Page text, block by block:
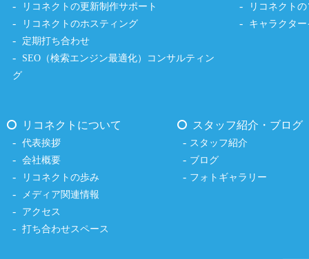
リコネクトの更新制作サポート
リコネクトのホスティング
定期打ち合わせ
SEO（検索エンジン最適化）コンサルティン
グ
リコネクト
キャラクタ
リコネクトについて
代表挨拶
会社概要
リコネクトの歩み
メディア関連情報
アクセス
打ち合わせスペース
スタッフ紹介・ブログ
スタッフ紹介
ブログ
フォトギャラリー